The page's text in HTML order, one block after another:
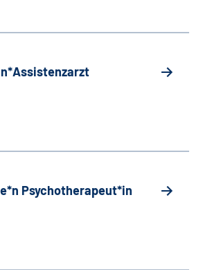
Psychotherapeut*in